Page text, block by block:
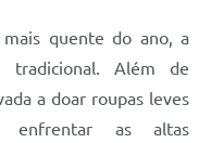
quente do ano, a
tradicional. Além de
a doar roupas leves
enfrentar as altas